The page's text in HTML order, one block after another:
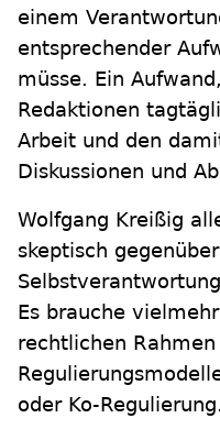
einem
entsprechender
müsse. Ein
Redaktionen
Arbeit und den
Diskussionen und
Wolfgang Kreißig
skeptisch
Es brauche
rechtlichen
oder Ko-Regulierung.